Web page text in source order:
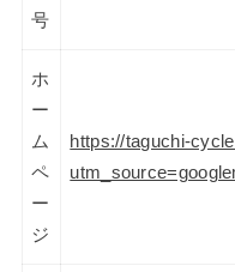
号
ホ
ー
ム
ペ
ー
ジ
https://taguchi-